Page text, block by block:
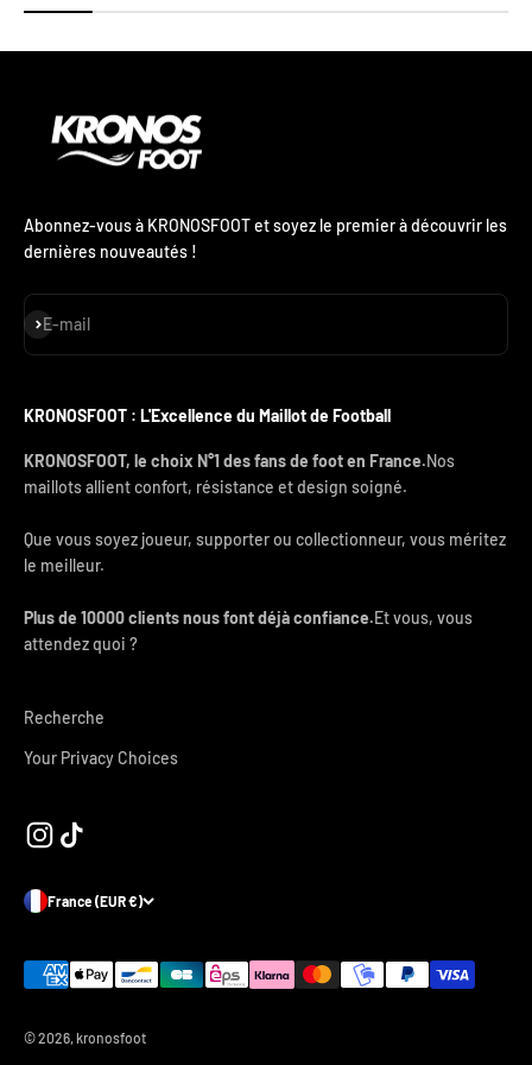
Abonnez-vous à KRONOSFOOT et soyez le premier à découvrir les
dernières nouveautés !
E-mail
S'inscrire
KRONOSFOOT : L'Excellence du Maillot de Football
KRONOSFOOT, le choix N°1 des fans de foot en France.Nos
maillots allient confort, résistance et design soigné.
Que vous soyez joueur, supporter ou collectionneur, vous méritez
le meilleur.
Plus de 10000 clients nous font déjà confiance.Et vous, vous
attendez quoi ?
Recherche
Your Privacy Choices
France (EUR €)
© 2026, kronosfoot